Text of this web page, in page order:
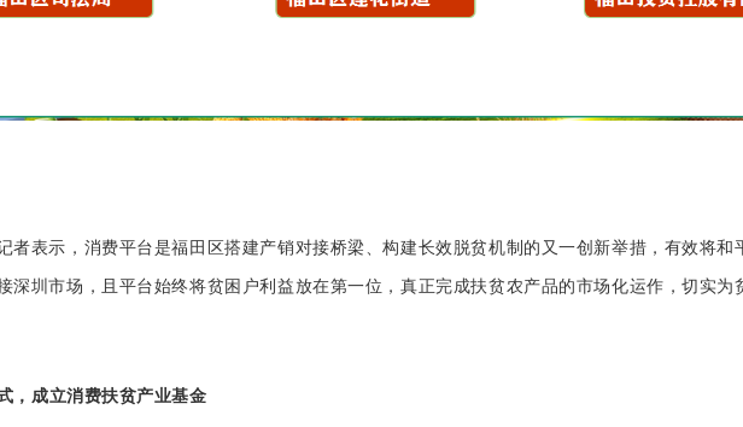
者表示，消费平台是福田区搭建产销对接桥梁、构建长效脱贫机制的又一创新举措，有效将和
深圳市场，且平台始终将贫困户利益放在第一位，真正完成扶贫农产品的市场化运作，切实为
，成立消费扶贫产业基金